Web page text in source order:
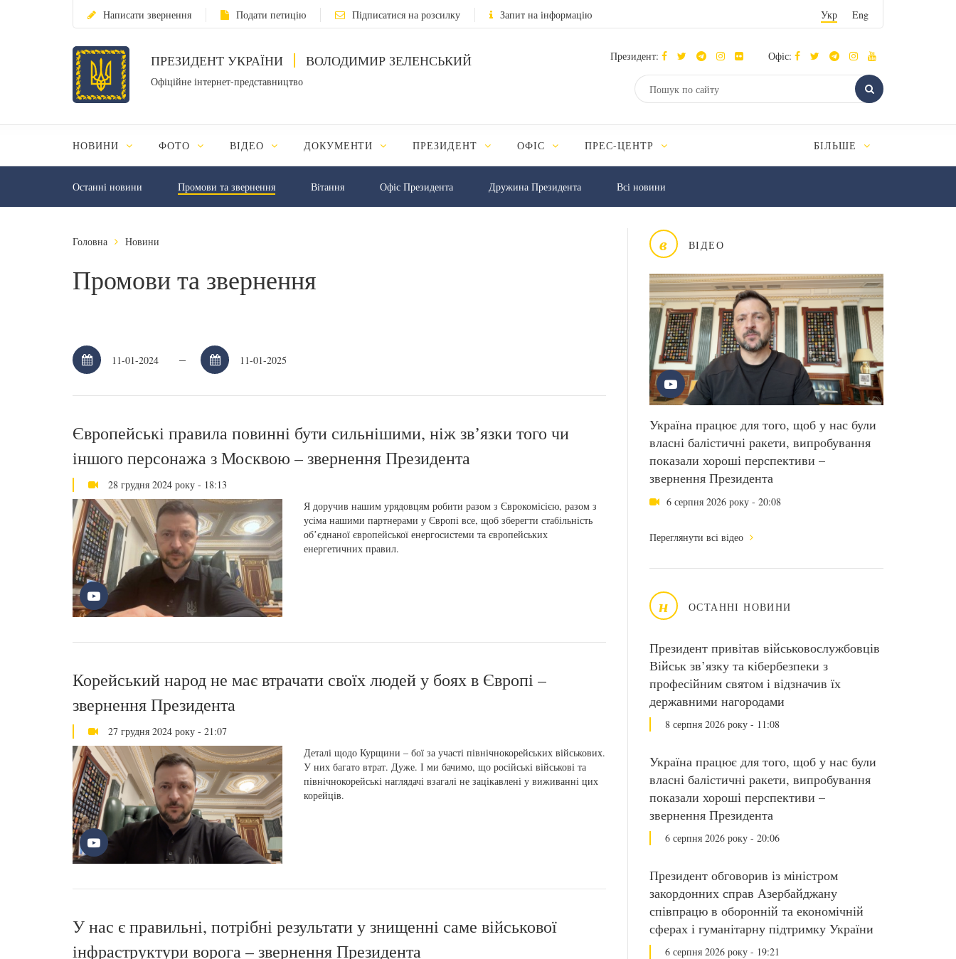
Написати звернення Подати петицію Підписатися на розсилку Запит на інформацію Укр Eng
ПРЕЗИДЕНТ УКРАЇНИ ВОЛОДИМИР ЗЕЛЕНСЬКИЙ
Офіційне інтернет-представництво
Президент: Офіс:
НОВИНИ ФОТО ВІДЕО ДОКУМЕНТИ ПРЕЗИДЕНТ ОФІС ПРЕС-ЦЕНТР БІЛЬШЕ
Останні новини Промови та звернення Вiтання Офіс Президента Дружина Президента Всі новини
в ВІДЕО
Україна працює для того, щоб у нас були
власні балістичні ракети, випробування
показали хороші перспективи –
звернення Президента
6 серпня 2026 року - 20:08
Переглянути всі відео
н ОСТАННІ НОВИНИ
Президент привітав військовослужбовців
Військ зв’язку та кібербезпеки з
професійним святом і відзначив їх
державними нагородами
8 серпня 2026 року - 11:08
Україна працює для того, щоб у нас були
власні балістичні ракети, випробування
показали хороші перспективи –
звернення Президента
6 серпня 2026 року - 20:06
Президент обговорив із міністром
закордонних справ Азербайджану
співпрацю в оборонній та економічній
сферах і гуманітарну підтримку України
6 серпня 2026 року - 19:21
Головна Новини
Промови та звернення
–
Європейські правила повинні бути сильнішими, ніж звʼязки того чи
іншого персонажа з Москвою – звернення Президента
28 грудня 2024 року - 18:13
Я доручив нашим урядовцям робити разом з Єврокомісією, разом з
усіма нашими партнерами у Європі все, щоб зберегти стабільність
обʼєднаної європейської енергосистеми та європейських
енергетичних правил.
Корейський народ не має втрачати своїх людей у боях в Європі –
звернення Президента
27 грудня 2024 року - 21:07
Деталі щодо Курщини – бої за участі північнокорейських військових.
У них багато втрат. Дуже. І ми бачимо, що російські військові та
північнокорейські наглядачі взагалі не зацікавлені у виживанні цих
корейців.
У нас є правильні, потрібні результати у знищенні саме військової
інфраструктури ворога – звернення Президента